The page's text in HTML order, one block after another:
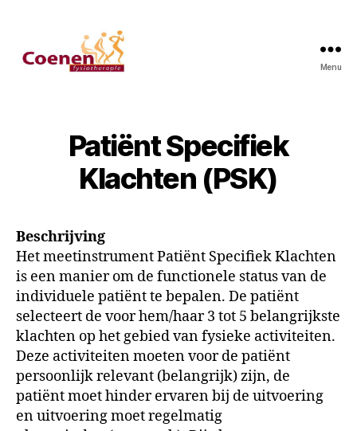
Menu
Patiënt Specifiek
Klachten (PSK)
Beschrijving
Het meetinstrument Patiënt Specifiek Klachten
is een manier om de functionele status van de
individuele patiënt te bepalen. De patiënt
selecteert de voor hem/haar 3 tot 5 belangrijkste
klachten op het gebied van fysieke activiteiten.
Deze activiteiten moeten voor de patiënt
persoonlijk relevant (belangrijk) zijn, de
patiënt moet hinder ervaren bij de uitvoering
en uitvoering moet regelmatig